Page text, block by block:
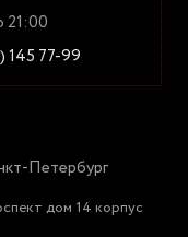
21:00
145 77-99
Петербург
дом 14 корпус